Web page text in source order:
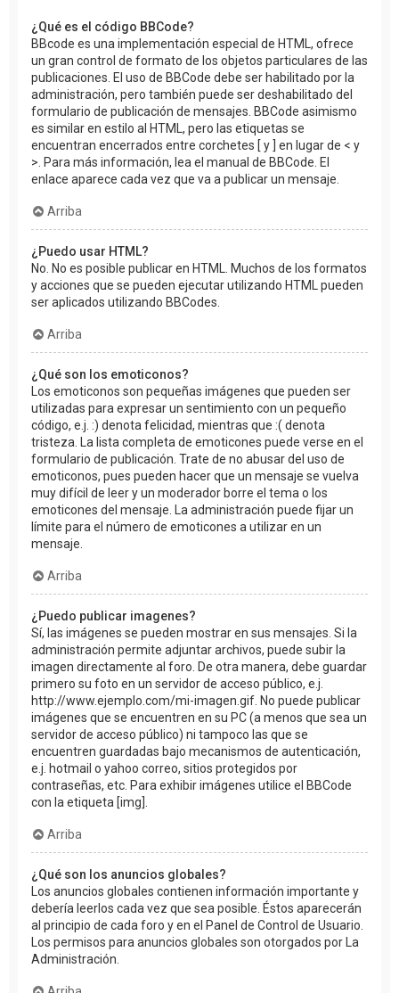
¿Qué es el código BBCode?
BBcode es una implementación especial de HTML, ofrece
un gran control de formato de los objetos particulares de las
publicaciones. El uso de BBCode debe ser habilitado por la
administración, pero también puede ser deshabilitado del
formulario de publicación de mensajes. BBCode asimismo
es similar en estilo al HTML, pero las etiquetas se
encuentran encerrados entre corchetes [ y ] en lugar de < y
>. Para más información, lea el manual de BBCode. El
enlace aparece cada vez que va a publicar un mensaje.
Arriba
¿Puedo usar HTML?
No. No es posible publicar en HTML. Muchos de los formatos
y acciones que se pueden ejecutar utilizando HTML pueden
ser aplicados utilizando BBCodes.
Arriba
¿Qué son los emoticonos?
Los emoticonos son pequeñas imágenes que pueden ser
utilizadas para expresar un sentimiento con un pequeño
código, e.j. :) denota felicidad, mientras que :( denota
tristeza. La lista completa de emoticones puede verse en el
formulario de publicación. Trate de no abusar del uso de
emoticonos, pues pueden hacer que un mensaje se vuelva
muy difícil de leer y un moderador borre el tema o los
emoticones del mensaje. La administración puede fijar un
límite para el número de emoticones a utilizar en un
mensaje.
Arriba
¿Puedo publicar imagenes?
Sí, las imágenes se pueden mostrar en sus mensajes. Si la
administración permite adjuntar archivos, puede subir la
imagen directamente al foro. De otra manera, debe guardar
primero su foto en un servidor de acceso público, e.j.
http://www.ejemplo.com/mi-imagen.gif. No puede publicar
imágenes que se encuentren en su PC (a menos que sea un
servidor de acceso público) ni tampoco las que se
encuentren guardadas bajo mecanismos de autenticación,
e.j. hotmail o yahoo correo, sitios protegidos por
contraseñas, etc. Para exhibir imágenes utilice el BBCode
con la etiqueta [img].
Arriba
¿Qué son los anuncios globales?
Los anuncios globales contienen información importante y
debería leerlos cada vez que sea posible. Éstos aparecerán
al principio de cada foro y en el Panel de Control de Usuario.
Los permisos para anuncios globales son otorgados por La
Administración.